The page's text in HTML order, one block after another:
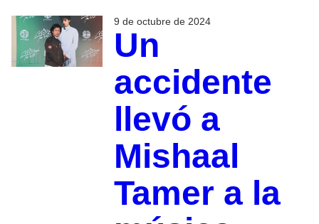
9 de octubre de 2024
Un
accidente
llevó a
Mishaal
Tamer a la